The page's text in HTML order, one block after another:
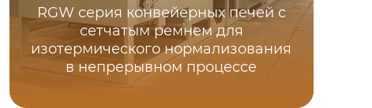
RGW серия конвейерных печей с
сетчатым ремнем для
изотермического нормализования
в непрерывном процессе